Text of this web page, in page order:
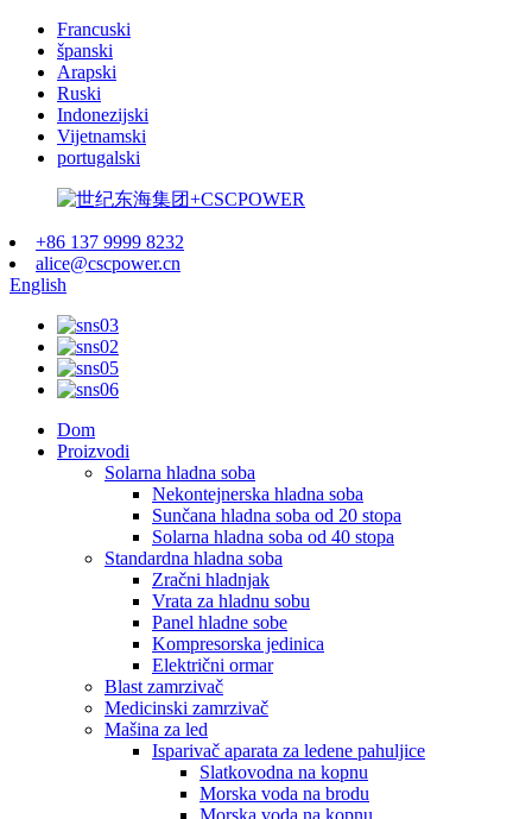
Francuski
španski
Arapski
Ruski
Indonezijski
Vijetnamski
portugalski
+86 137 9999 8232
alice@cscpower.cn
English
Dom
Proizvodi
Solarna hladna soba
Nekontejnerska hladna soba
Sunčana hladna soba od 20 stopa
Solarna hladna soba od 40 stopa
Standardna hladna soba
Zračni hladnjak
Vrata za hladnu sobu
Panel hladne sobe
Kompresorska jedinica
Električni ormar
Blast zamrzivač
Medicinski zamrzivač
Mašina za led
Isparivač aparata za ledene pahuljice
Slatkovodna na kopnu
Morska voda na brodu
Morska voda na kopnu